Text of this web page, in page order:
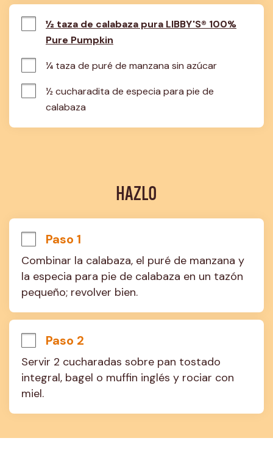
½ taza de calabaza pura LIBBY'S® 100%
Pure Pumpkin
¼ taza de puré de manzana sin azúcar
½ cucharadita de especia para pie de
calabaza
HAZLO
Paso 1
Combinar la calabaza, el puré de manzana y
la especia para pie de calabaza en un tazón
pequeño; revolver bien.
Paso 2
Servir 2 cucharadas sobre pan tostado
integral, bagel o muffin inglés y rociar con
miel.